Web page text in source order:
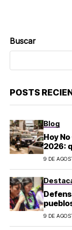
Buscar
POSTS
Blog
Hoy
2026:
salir en
9 DE
9 DE